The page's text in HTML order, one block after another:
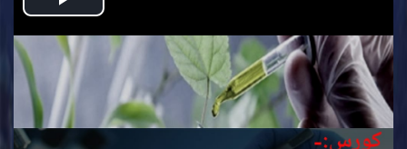
Play
Video